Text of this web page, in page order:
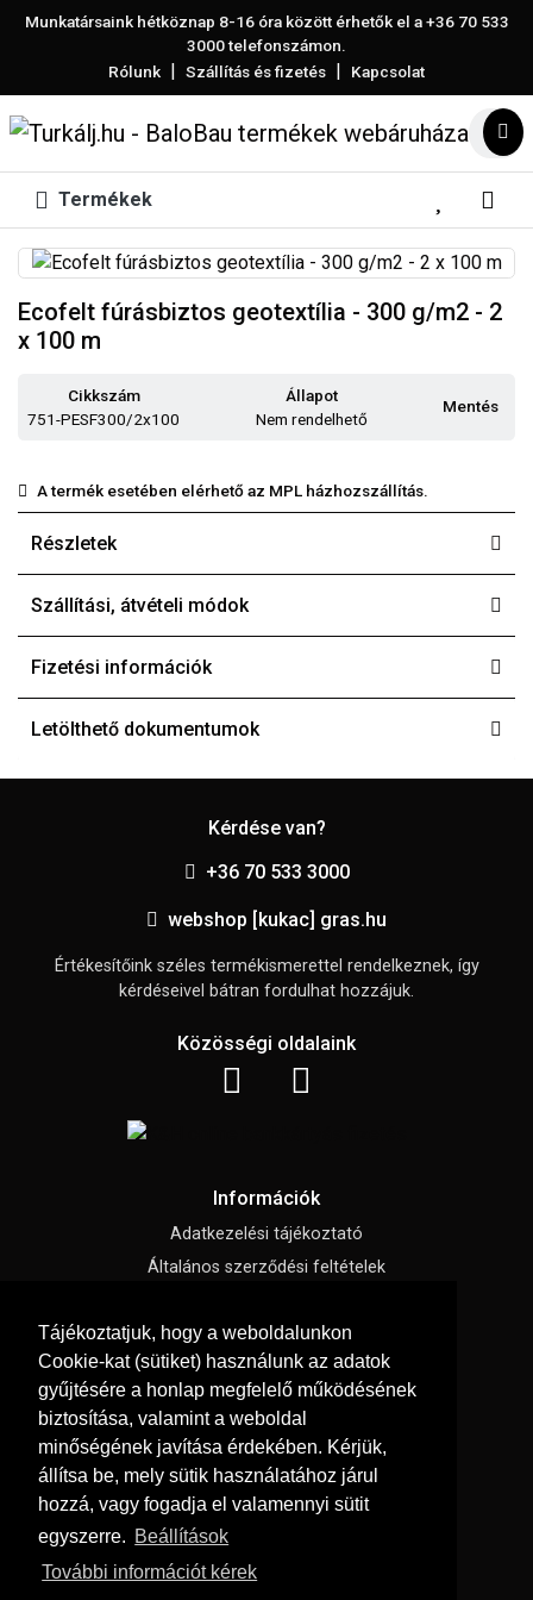
Tájékoztatjuk, hogy a weboldalunkon
Cookie-kat (sütiket) használunk az adatok
gyűjtésére a honlap megfelelő működésének
biztosítása, valamint a weboldal
minőségének javítása érdekében. Kérjük,
állítsa be, mely sütik használatához járul
hozzá, vagy fogadja el valamennyi sütit
egyszerre. Beállítások
További információt kérek
Munkatársaink hétköznap 8-16 óra között érhetők el a+36 70 533
3000telefonszámon.
Rólunk | Szállítás és fizetés | Kapcsolat
Termékek
Ecofelt fúrásbiztos geotextília - 300 g/m2 - 2
x 100 m
Cikkszám
751-PESF300/2x100
Állapot
Nem rendelhető
Mentés
A termék esetében elérhető az MPL házhozszállítás.
Részletek
Szállítási, átvételi módok
Fizetési információk
Letölthető dokumentumok
Kérdése van?
+36 70 533 3000
webshop [kukac] gras.hu
Értékesítőink széles termékismerettel rendelkeznek, így
kérdéseivel bátran fordulhat hozzájuk.
Közösségi oldalaink
Információk
Adatkezelési tájékoztató
Általános szerződési feltételek
Süti beállítások
Menü
Hírek, cikkek
Kapcsolat
Letölthető katalógusok
Szállítás és fizetés